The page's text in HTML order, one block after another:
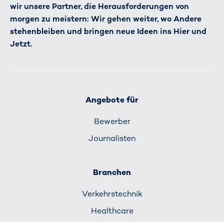
wir unsere Partner, die Herausforderungen von
morgen zu meistern: Wir gehen weiter, wo Andere
stehenbleiben und bringen neue Ideen ins Hier und
Jetzt.
Angebote für
Bewerber
Journalisten
Branchen
Verkehrs­technik
Healthcare